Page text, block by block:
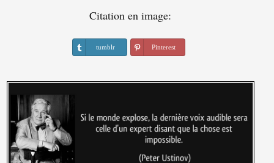
Citation en image:
tumblr Pinterest